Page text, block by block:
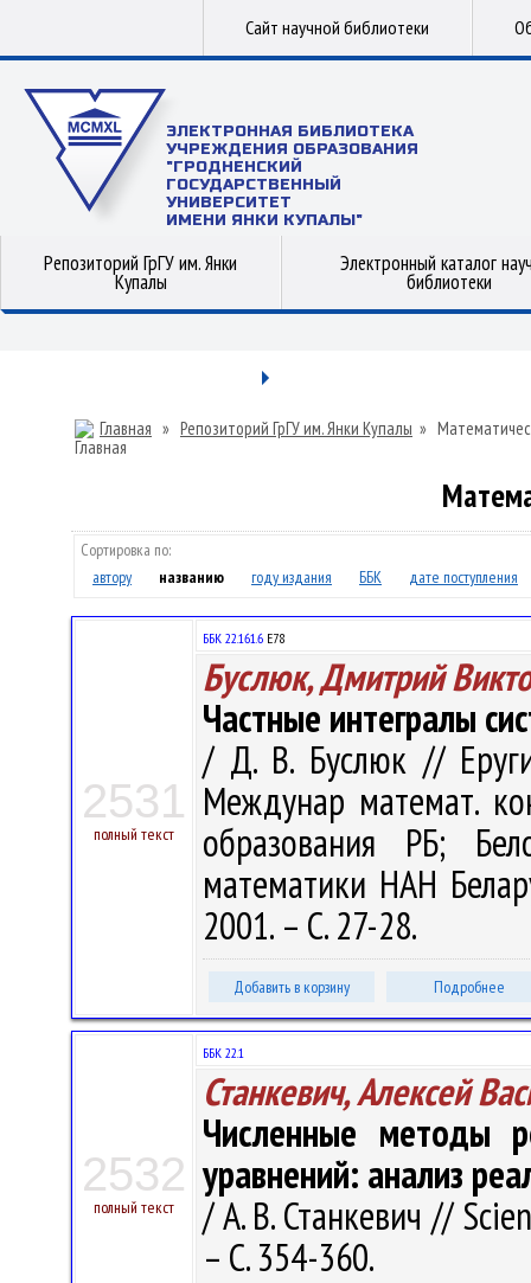
Сайт научной библиотеки
ЭЛЕКТРОННАЯ БИБЛИОТЕКА
УЧРЕЖДЕНИЯ ОБРАЗОВАНИЯ
"ГРОДНЕНСКИЙ
ГОСУДАРСТВЕННЫЙ
УНИВЕРСИТЕТ
ИМЕНИ ЯНКИ КУПАЛЫ"
Репозиторий ГрГУ им. Янки
Купалы
Электронный каталог
библиотеки
Главная » Репозиторий ГрГУ им. Янки Купалы »
Сортировка по:
автору
названию году издания ББК дате поступления
2531
полный текст
ББК 22.161.6 Е78
Буслюк, Дмитрий
Частные интегралы
/ Д. В. Буслюк //
Междунар математ.
образования РБ;
математики НАН
2001. – С. 27-28.
Добавить в корзину Подробнее
2532
полный текст
ББК 22.1
Станкевич, Алексей
Численные методы
уравнений: анализ
/ А. В. Станкевич //
– С. 354-360.